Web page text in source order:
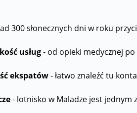
300 słonecznych dni w roku
usług- od opieki medycznej
ekspatów- łatwo znaleźć tu
- lotnisko w Maladze jest jednym